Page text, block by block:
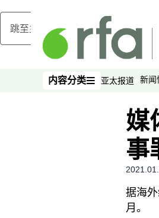
跳至主内容
内容分类
内容分类 亚太报道 新闻
媒
事
据海
月。